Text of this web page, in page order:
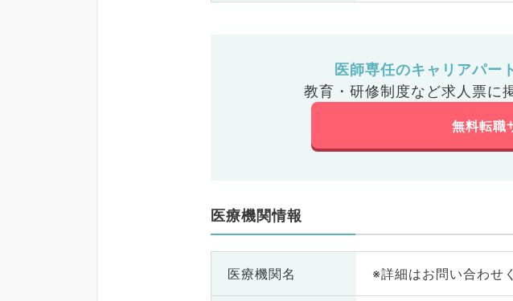
医師専任のキャリアパー
教育・研修制度など求人票に
無料転職
医療機関情報
医療機関名 ※詳細はお問い合わせ